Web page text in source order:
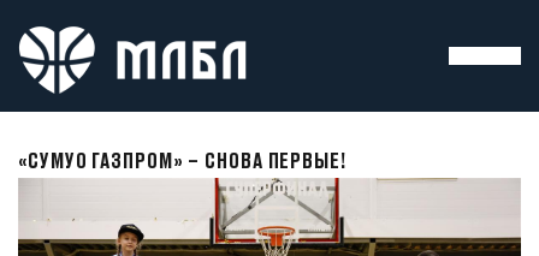
«СУМУО ГАЗПРОМ» – СНОВА ПЕРВЫЕ!